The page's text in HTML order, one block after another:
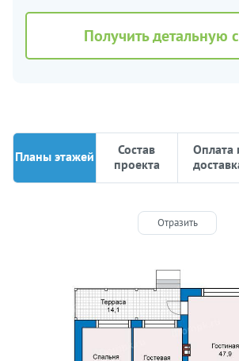
Получить детальную
Планы этажей
Состав
проекта
Оплата